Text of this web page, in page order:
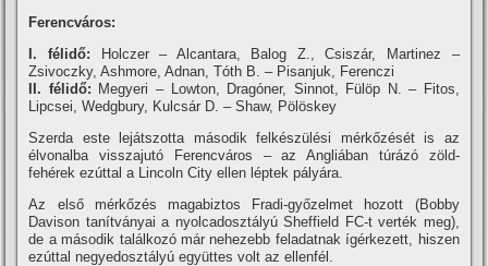
Ferencváros:
I. félidő: Holczer – Alcantara, Balog Z., Csiszár, Martinez –
Zsivoczky, Ashmore, Adnan, Tóth B. – Pisanjuk, Ferenczi
II. félidő: Megyeri – Lowton, Dragóner, Sinnot, Fülöp N. – Fitos,
Lipcsei, Wedgbury, Kulcsár D. – Shaw, Pölöskey
Szerda este lejátszotta második felkészülési mérkőzését is az
élvonalba visszajutó Ferencváros – az Angliában túrázó zöld-
fehérek ezúttal a Lincoln City ellen léptek pályára.
Az első mérkőzés magabiztos Fradi-győzelmet hozott (Bobby
Davison taní­tványai a nyolcadosztályú Sheffield FC-t verték meg),
de a második találkozó már nehezebb feladatnak í­gérkezett, hiszen
ezúttal negyedosztályú együttes volt az ellenfél.